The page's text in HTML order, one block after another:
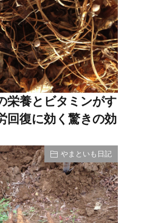
栄養とビタミンがす
回復に効く驚きの効
やまといも日記